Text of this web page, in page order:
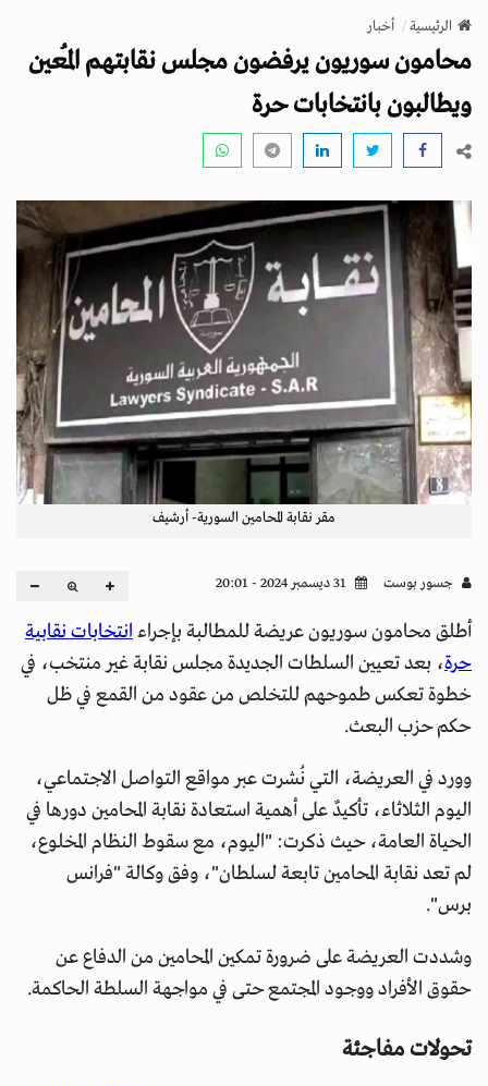
v
g
a
n
الرئيسية أخبار
محامون سوريون يرفضون مجلس نقابتهم المُعين
ويطالبون بانتخابات حرة
مقر نقابة المحامين السورية- أرشيف
جسور بوست
أطلق محامون سوريون عريضة للمطالبة بإجراءانتخابات نقابية
حرة، بعد تعيين السلطات الجديدة مجلس نقابة غير منتخب، في
خطوة تعكس طموحهم للتخلص من عقود من القمع في ظل
حكم حزب البعث.
وورد في العريضة، التي نُشرت عبر مواقع التواصل الاجتماعي،
اليوم الثلاثاء، تأكيدٌ على أهمية استعادة نقابة المحامين دورها في
الحياة العامة، حيث ذكرت: "اليوم، مع سقوط النظام المخلوع،
لم تعد نقابة المحامين تابعة لسلطان"، وفق وكالة "فرانس
برس".
وشددت العريضة على ضرورة تمكين المحامين من الدفاع عن
حقوق الأفراد ووجود المجتمع حتى في مواجهة السلطة الحاكمة.
تحولات مفاجئة